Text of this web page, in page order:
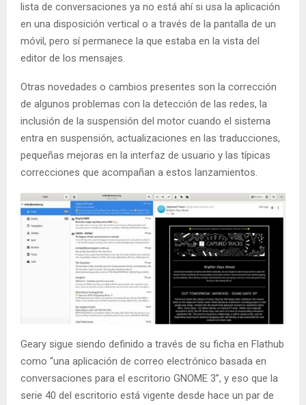
lista de conversaciones ya no está ahí si usa la aplicación
en una disposición vertical o a través de la pantalla de un
móvil, pero sí permanece la que estaba en la vista del
editor de los mensajes.
Otras novedades o cambios presentes son la corrección
de algunos problemas con la detección de las redes, la
inclusión de la suspensión del motor cuando el sistema
entra en suspensión, actualizaciones en las traducciones,
pequeñas mejoras en la interfaz de usuario y las típicas
correcciones que acompañan a estos lanzamientos.
Geary sigue siendo definido a través de su ficha en Flathub
como “una aplicación de correo electrónico basada en
conversaciones para el escritorio GNOME 3”, y eso que la
serie 40 del escritorio está vigente desde hace un par de